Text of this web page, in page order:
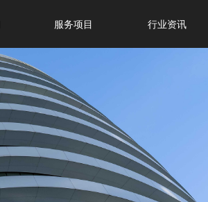
服务项目 行业资讯